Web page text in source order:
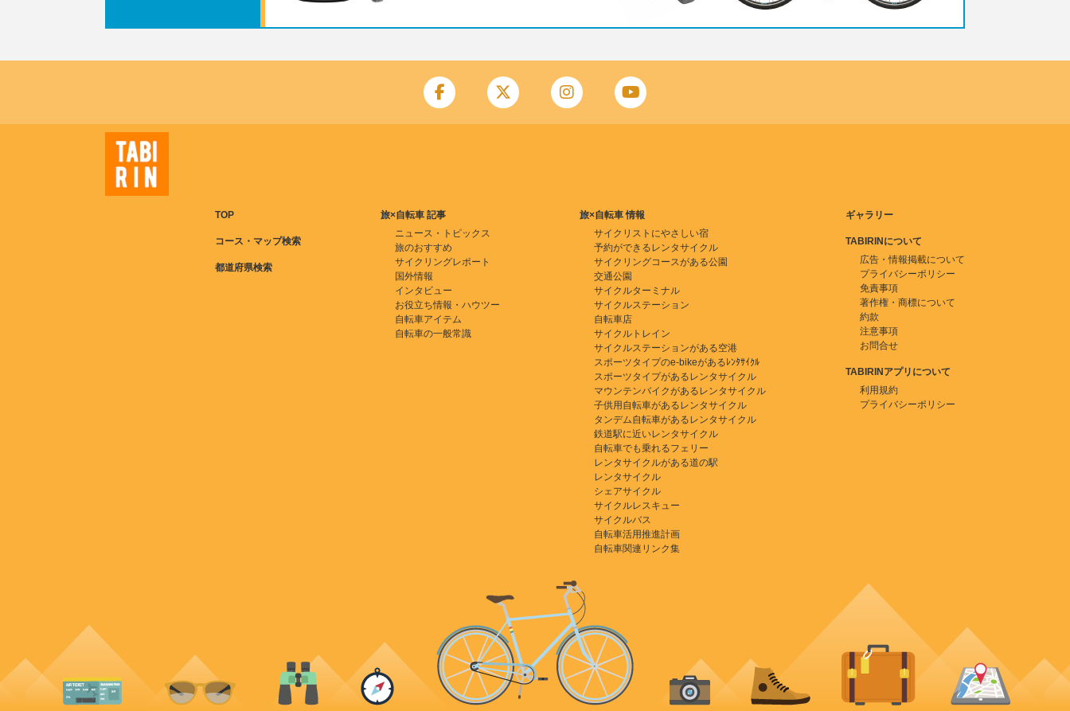
TOP
コース・マップ検索
都道府県検索
旅×自転車 記事
ニュース・トピックス
旅のおすすめ
サイクリングレポート
国外情報
インタビュー
お役立ち情報・ハウツー
自転車アイテム
自転車の一般常識
旅×自転車 情報
サイクリストにやさしい宿
予約ができるレンタサイクル
サイクリングコースがある公園
交通公園
サイクルターミナル
サイクルステーション
自転車店
サイクルトレイン
サイクルステーションがある空港
スポーツタイプのe-bikeがあるﾚﾝﾀｻｲｸﾙ
スポーツタイプがあるレンタサイクル
マウンテンバイクがあるレンタサイクル
子供用自転車があるレンタサイクル
タンデム自転車があるレンタサイクル
鉄道駅に近いレンタサイクル
自転車でも乗れるフェリー
レンタサイクルがある道の駅
レンタサイクル
シェアサイクル
サイクルレスキュー
サイクルバス
自転車活用推進計画
自転車関連リンク集
ギャラリー
TABIRINについて
広告・情報掲載について
プライバシーポリシー
免責事項
著作権・商標について
約款
注意事項
お問合せ
TABIRINアプリについて
利用規約
プライバシーポリシー